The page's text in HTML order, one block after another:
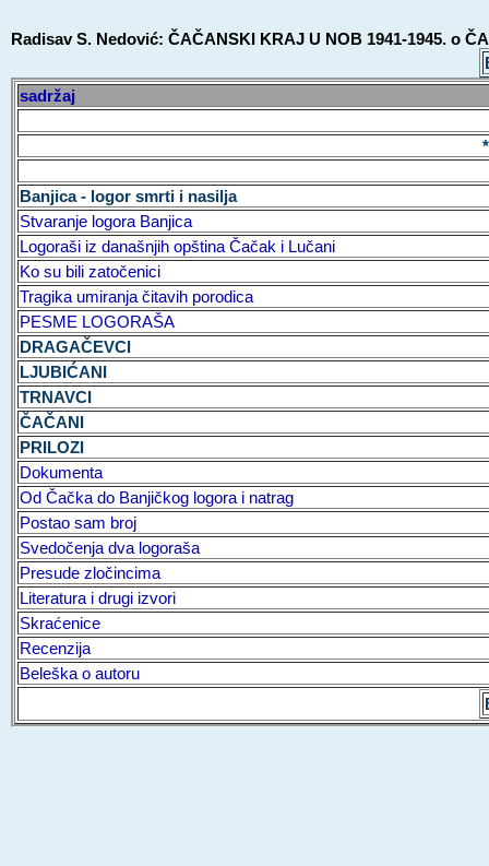
Radisav S. Nedović: ČAČANSKI KRAJ U NOB 1941-1945. o
sadržaj
Banjica - logor smrti i nasilja
Stvaranje logora Banjica
Logoraši iz današnjih opština Čačak i Lučani
Ko su bili zatočenici
Tragika umiranja čitavih porodica
PESME LOGORAŠA
DRAGAČEVCI
LJUBIĆANI
TRNAVCI
ČAČANI
PRILOZI
Dokumenta
Od Čačka do Banjičkog logora i natrag
Postao sam broj
Svedočenja dva logoraša
Presude zločincima
Literatura i drugi izvori
Skraćenice
Recenzija
Beleška o autoru